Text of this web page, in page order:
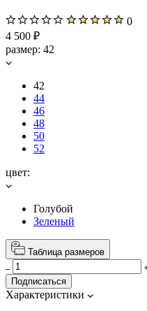
0
4 500 ₽
размер: 42
42
44
46
48
50
52
цвет:
Голубой
Зеленый
Таблица размеров
Подписаться
Характеристики